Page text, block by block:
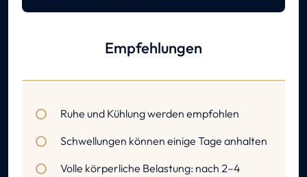
Empfehlungen
Ruhe und Kühlung werden empfohlen
Schwellungen können einige Tage anhalten
Volle körperliche Belastung: nach 2–4